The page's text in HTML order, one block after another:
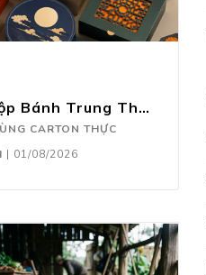
In Hộp Bánh Trung Thu 2026
CARTON THỰC
| 01/08/2026